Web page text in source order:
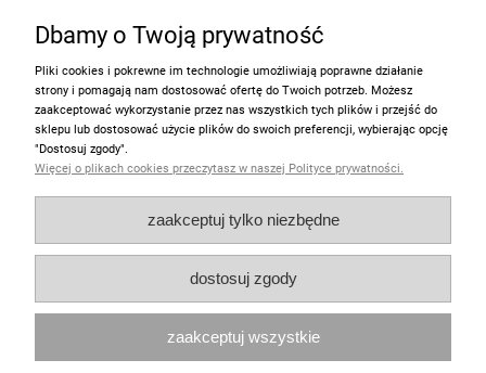
Informacje
Moje konto
Polecamy
Dbamy o Twoją prywatność
Pliki cookies i pokrewne im technologie umożliwiają poprawne działanie
strony i pomagają nam dostosować ofertę do Twoich potrzeb. Możesz
zaakceptować wykorzystanie przez nas wszystkich tych plików i przejść do
sklepu lub dostosować użycie plików do swoich preferencji, wybierając opcję
"Dostosuj zgody".
Więcej o plikach cookies przeczytasz w naszej Polityce prywatności.
zaakceptuj tylko niezbędne
dostosuj zgody
zaakceptuj wszystkie